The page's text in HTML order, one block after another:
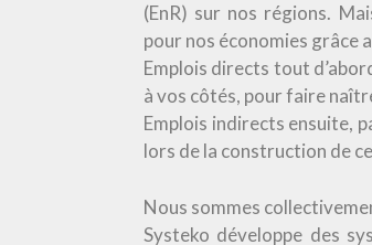
(EnR) sur nos régions.
pour nos économies grâce
Emplois directs tout
à vos côtés, pour faire
Emplois indirects ensuite,
lors de la construction de
Nous sommes
Systeko développe des